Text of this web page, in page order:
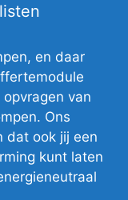
en daar
van
Ons
dat ook jij een
kunt laten